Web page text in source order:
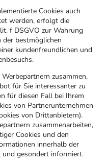
Cookies auch
werden, erfolgt die
f DSGVO zur Wahrung
der bestmöglichen
kundenfreundlichen und
zusammen,
für Sie interessanter zu
für diesen Fall bei Ihrem
von Partnerunternehmen
von Drittanbietern).
zusammenarbeiten,
Cookies und den
innerhalb der
und gesondert informiert.